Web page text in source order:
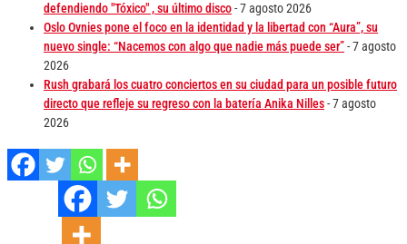
defendiendo "Tóxico" , su último disco- 7 agosto 2026
Oslo Ovnies pone el foco en la identidad y la libertad con “Aura”, su
nuevo single: “Nacemos con algo que nadie más puede ser”- 7 agosto
2026
Rush grabará los cuatro conciertos en su ciudad para un posible futuro
directo que refleje su regreso con la batería Anika Nilles- 7 agosto
2026